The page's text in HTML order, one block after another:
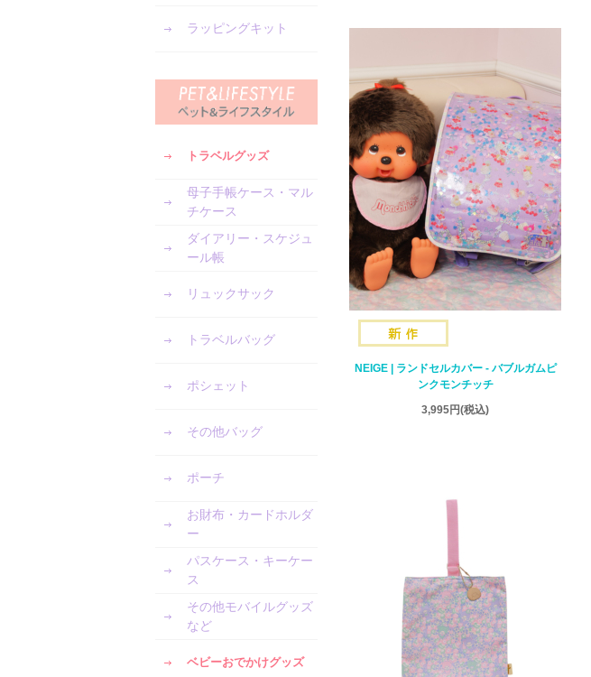
ラッピングキット
トラベルグッズ
母子手帳ケース・マル
チケース
ダイアリー・スケジュ
ール帳
リュックサック
トラベルバッグ
ポシェット
その他バッグ
ポーチ
お財布・カードホルダ
ー
パスケース・キーケー
ス
その他モバイルグッズ
など
ベビーおでかけグッズ
NEIGE | ランドセルカバー - バブルガムピ
ンクモンチッチ
3,995円(税込)